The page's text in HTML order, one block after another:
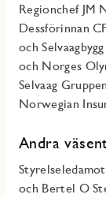
Regionchef JM
Dessförinnan
och
och Norges
Selvaag
Norwegian
Andra
och Bertel O